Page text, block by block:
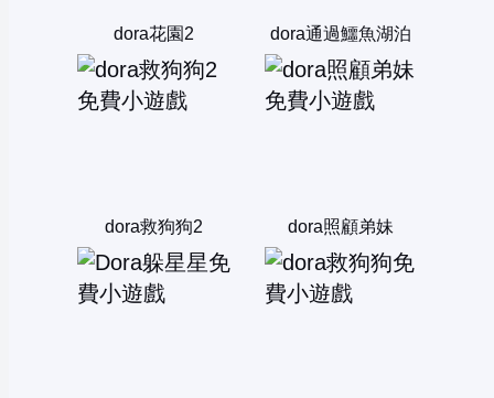
dora花園2 dora通過鱷魚湖泊
dora救狗狗2 dora照顧弟妹